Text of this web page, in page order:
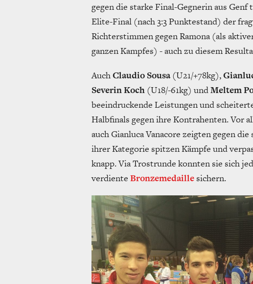
gegen die starke Final-Gegnerin aus
Elite-Final (nach 3:3 Punktestand) der
Richterstimmen gegen Ramona (als
ganzen Kampfes) - auch zu diesem
AuchClaudio Sousa (U21/+78kg),
Severin Koch (U18/-61kg) undMeltem
beeindruckende Leistungen und
Halbfinals gegen ihre Kontrahenten. Vor
auch Gianluca Vanacore zeigten gegen
ihrer Kategorie spitzen Kämpfe und
knapp. Via Trostrunde konnten sie sich
verdiente Bronzemedaille sichern.